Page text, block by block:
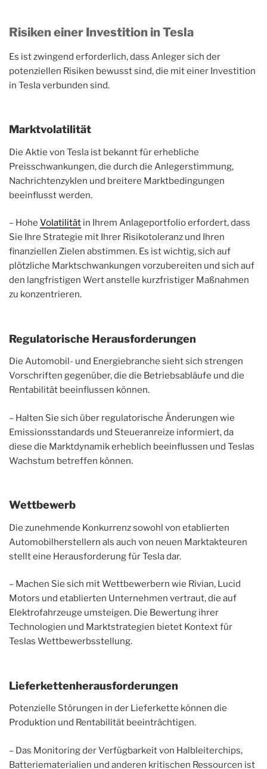
Risiken einer Investition in Tesla
Es ist zwingend erforderlich, dass Anleger sich der
potenziellen Risiken bewusst sind, die mit einer Investition
in Tesla verbunden sind.
Marktvolatilität
Die Aktie von Tesla ist bekannt für erhebliche
Preisschwankungen, die durch die Anlegerstimmung,
Nachrichtenzyklen und breitere Marktbedingungen
beeinflusst werden.
– Hohe Volatilität in Ihrem Anlageportfolio erfordert, dass
Sie Ihre Strategie mit Ihrer Risikotoleranz und Ihren
finanziellen Zielen abstimmen. Es ist wichtig, sich auf
plötzliche Marktschwankungen vorzubereiten und sich auf
den langfristigen Wert anstelle kurzfristiger Maßnahmen
zu konzentrieren.
Regulatorische Herausforderungen
Die Automobil- und Energiebranche sieht sich strengen
Vorschriften gegenüber, die die Betriebsabläufe und die
Rentabilität beeinflussen können.
– Halten Sie sich über regulatorische Änderungen wie
Emissionsstandards und Steueranreize informiert, da
diese die Marktdynamik erheblich beeinflussen und Teslas
Wachstum betreffen können.
Wettbewerb
Die zunehmende Konkurrenz sowohl von etablierten
Automobilherstellern als auch von neuen Marktakteuren
stellt eine Herausforderung für Tesla dar.
– Machen Sie sich mit Wettbewerbern wie Rivian, Lucid
Motors und etablierten Unternehmen vertraut, die auf
Elektrofahrzeuge umsteigen. Die Bewertung ihrer
Technologien und Marktstrategien bietet Kontext für
Teslas Wettbewerbsstellung.
Lieferkettenherausforderungen
Potenzielle Störungen in der Lieferkette können die
Produktion und Rentabilität beeinträchtigen.
– Das Monitoring der Verfügbarkeit von Halbleiterchips,
Batteriematerialien und anderen kritischen Ressourcen ist